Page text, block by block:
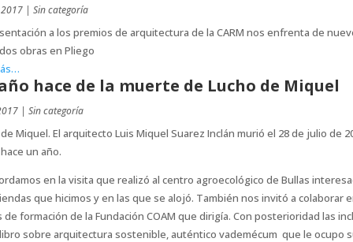
| Sin categoría
a los premios de arquitectura de la CARM nos enfrenta de
obras en Pliego
hace de la muerte de Lucho de Miquel
| Sin categoría
Miquel. El arquitecto Luis Miquel Suarez Inclán murió el 28 de julio de
un año.
en la visita que realizó al centro agroecológico de Bullas
que hicimos y en las que se alojó. También nos invitó a colaborar
de formación de la Fundación COAM que dirigía. Con posterioridad las
sobre arquitectura sostenible, auténtico vademécum que le ocupo